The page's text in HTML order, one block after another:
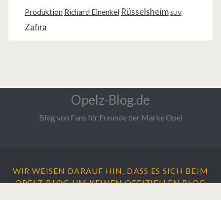
Produktion Richard Einenkel Rüsselsheim SUV
Zafira
Opelz-Blog.de
Blog von Fans für Freunde der Marke Opel
WIR WEISEN DARAUF HIN, DASS ES SICH BEIM
OPELZ-BLOG UMKEINENOFFIZIELLEN BLOG